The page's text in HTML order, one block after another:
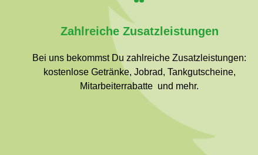
Zahlreiche Zusatzleistungen
Bei uns bekommst Du zahlreiche Zusatzleistungen:
kostenlose Getränke, Jobrad, Tankgutscheine,
Mitarbeiterrabatte und mehr.